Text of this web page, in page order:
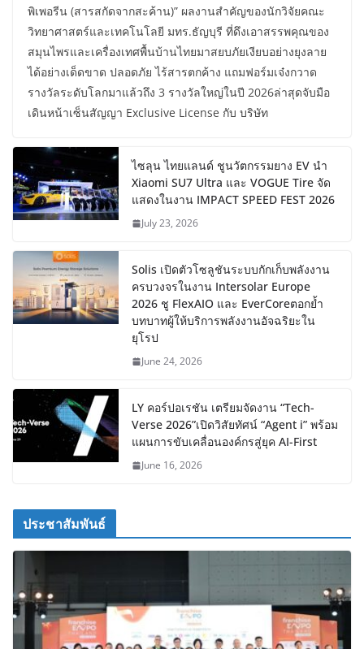
พิเพอรีน (สารสกัดจากสะค้าน)” ผลงานสำคัญของนักวิจัยคณะ
วิทยาศาสตร์และเทคโนโลยี มทร.ธัญบุรี ที่ดึงเอาสรรพคุณของ
สมุนไพรและเครื่องเทศพื้นบ้านไทยมาสยบภัยเงียบอย่างยุงลาย
ได้อย่างเด็ดขาด ปลอดภัย ไร้สารตกค้าง แถมฟอร์มเจ๋งกวาด
รางวัลระดับโลกมาแล้วถึง 3 รางวัลใหญ่ในปี 2026ล่าสุดจับมือ
เดินหน้าเซ็นสัญญา Exclusive License กับ บริษัท
ไซลุน ไทยแลนด์ ชูนวัตกรรมยาง EV นำ
Xiaomi SU7 Ultra และ VOGUE Tire จัด
แสดงในงาน IMPACT SPEED FEST 2026
July 23, 2026
Solis เปิดตัวโซลูชันระบบกักเก็บพลังงาน
ครบวงจรในงาน Intersolar Europe
2026 ชู FlexAIO และ EverCoreตอกย้ำ
บทบาทผู้ให้บริการพลังงานอัจฉริยะใน
ยุโรป
June 24, 2026
LY คอร์ปอเรชัน เตรียมจัดงาน “Tech-
Verse 2026”เปิดวิสัยทัศน์ “Agent i” พร้อม
แผนการขับเคลื่อนองค์กรสู่ยุค AI-First
June 16, 2026
ประชาสัมพันธ์